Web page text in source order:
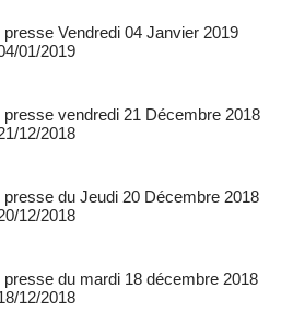
presse Vendredi 04 Janvier 2019
01/2019
presse vendredi 21 Décembre 2018
12/2018
presse du Jeudi 20 Décembre 2018
12/2018
presse du mardi 18 décembre 2018
12/2018